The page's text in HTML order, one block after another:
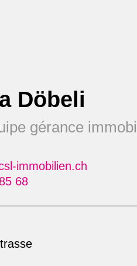
Recherche &
Döbeli
gérance
immobilien.ch
68